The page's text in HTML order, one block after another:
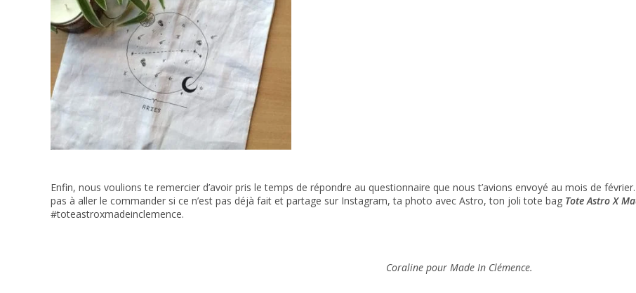
Enfin, nous voulions te remercier d’avoir pris le temps de répondre au questionnaire que nous t’avions envoyé au mois de
pas à aller le commander si ce n’est pas déjà fait et partage sur Instagram, ta photo avec Astro, ton joli tote bag Tote Astro X
#toteastroxmadeinclemence.
Coraline pour Made In Clémence.